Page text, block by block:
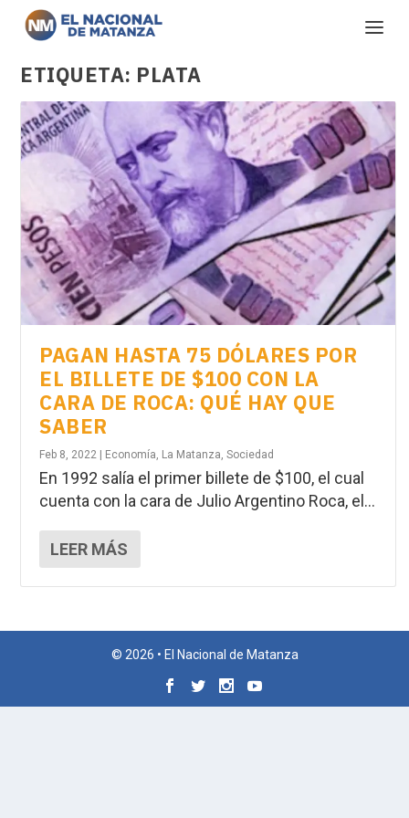
ETIQUETA: PLATA
PAGAN HASTA 75 DÓLARES POR
EL BILLETE DE $100 CON LA
CARA DE ROCA: QUÉ HAY QUE
SABER
Feb 8, 2022 Economía, La Matanza,Sociedad
En 1992 salía el primer billete de $100, el cual
cuenta con la cara de Julio Argentino Roca, el...
LEER MÁS
© 2026 • El Nacional de Matanza